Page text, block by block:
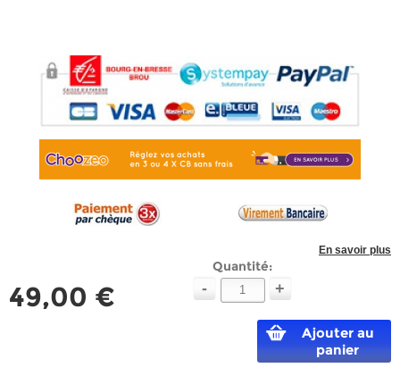
En savoir plus
49,00 €
Quantité:
- +
Ajouter au
panier